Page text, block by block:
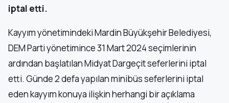
iptal etti.
Kayyım yönetimindeki Mardin Büyükşehir Belediyesi,
DEM Parti yönetimince 31 Mart 2024 seçimlerinin
ardından başlatılan Midyat Dargeçit seferlerini iptal
etti. Günde 2 defa yapılan minibüs seferlerini iptal
eden kayyım konuya ilişkin herhangi bir açıklama